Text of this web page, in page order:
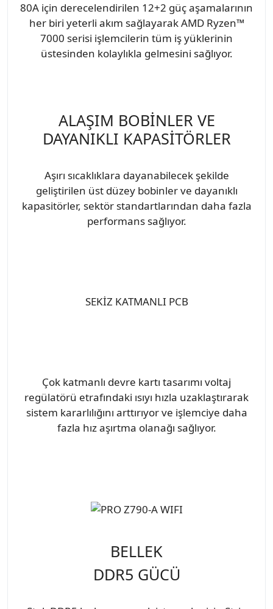
80A için derecelendirilen 12+2 güç aşamalarının
her biri yeterli akım sağlayarak AMD Ryzen™
7000 serisi işlemcilerin tüm iş yüklerinin
üstesinden kolaylıkla gelmesini sağlıyor.
ALAŞIM BOBİNLER VE
DAYANIKLI KAPASİTÖRLER
Aşırı sıcaklıklara dayanabilecek şekilde
geliştirilen üst düzey bobinler ve dayanıklı
kapasitörler, sektör standartlarından daha fazla
performans sağlıyor.
SEKİZ KATMANLI PCB
Çok katmanlı devre kartı tasarımı voltaj
regülatörü etrafındaki ısıyı hızla uzaklaştırarak
sistem kararlılığını arttırıyor ve işlemciye daha
fazla hız aşırtma olanağı sağlıyor.
BELLEK
DDR5 GÜCÜ